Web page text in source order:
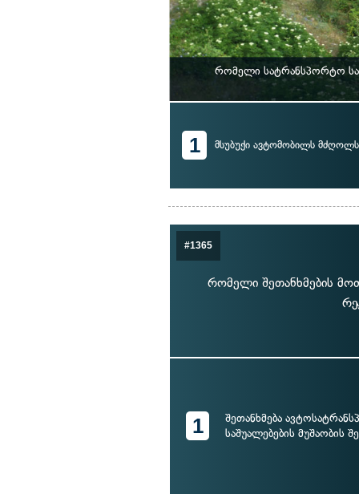
რომელი სატრანსპორტო
1 მსუბუქი ავტომობილს მძღოლს
#1365
რომელი შეთანხმების
1
შეთანხმება
საშუალებების მუშაობის